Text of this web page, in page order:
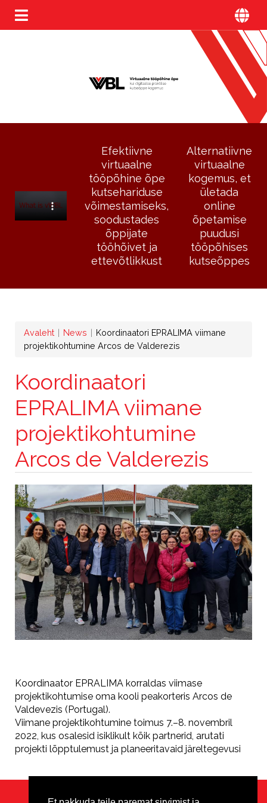
Efektiivne
virtuaalne
tööpõhine õpe
kutsehariduse
võimestamiseks,
soodustades
õppijate
tööhõivet ja
ettevõtlikkust
Alternatiivne
virtuaalne
kogemus, et
ületada
online
õpetamise
puudusi
tööpõhises
kutseõppes
Leivapuru
Avaleht News
Koordinaatori EPRALIMA viimane
projektikohtumine Arcos de Valderezis
Koordinaatori
EPRALIMA viimane
projektikohtumine
Arcos de Valderezis
Koordinaator EPRALIMA korraldas viimase
projektikohtumise oma kooli peakorteris Arcos de
Valdevezis (Portugal).
Viimane projektikohtumine toimus 7.–8. novembril
2022, kus osalesid isiklikult kõik partnerid, arutati
projekti lõpptulemust ja planeeritavaid järeltegevusi